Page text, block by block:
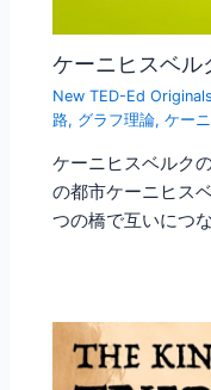
ケーニヒスベル
New TED-Ed Originals
路, グラフ理論,ケー
ケーニヒスベルク
の都市ケーニヒス
つの橋で互いにつ